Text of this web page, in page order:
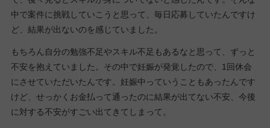
中で案件に挑戦していこうと思って、毎日応募していたんですけ
ど、結果が出ないのを感じていました。
もちろん自分の勉強不足やスキル不足もあるなと思って、ずっと
不安を抱えていました。その中で妊娠が発覚したので、1回休会
にさせていただいたんです。妊娠中っていうこともあったんです
けど、せっかくお金払って通ったのに結果が出てない不安、今後
に対する不安がすごい出てきてしまって。